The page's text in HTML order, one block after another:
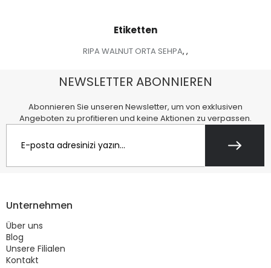
Etiketten
RIPA WALNUT ORTA SEHPA, ,
NEWSLETTER ABONNIEREN
Abonnieren Sie unseren Newsletter, um von exklusiven
Angeboten zu profitieren und keine Aktionen zu verpassen.
Unternehmen
Über uns
Blog
Unsere Filialen
Kontakt